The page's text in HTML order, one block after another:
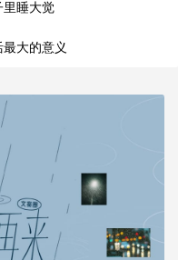
里睡大觉
大的意义